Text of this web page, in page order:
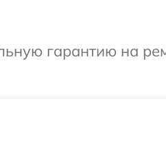
гарантию на